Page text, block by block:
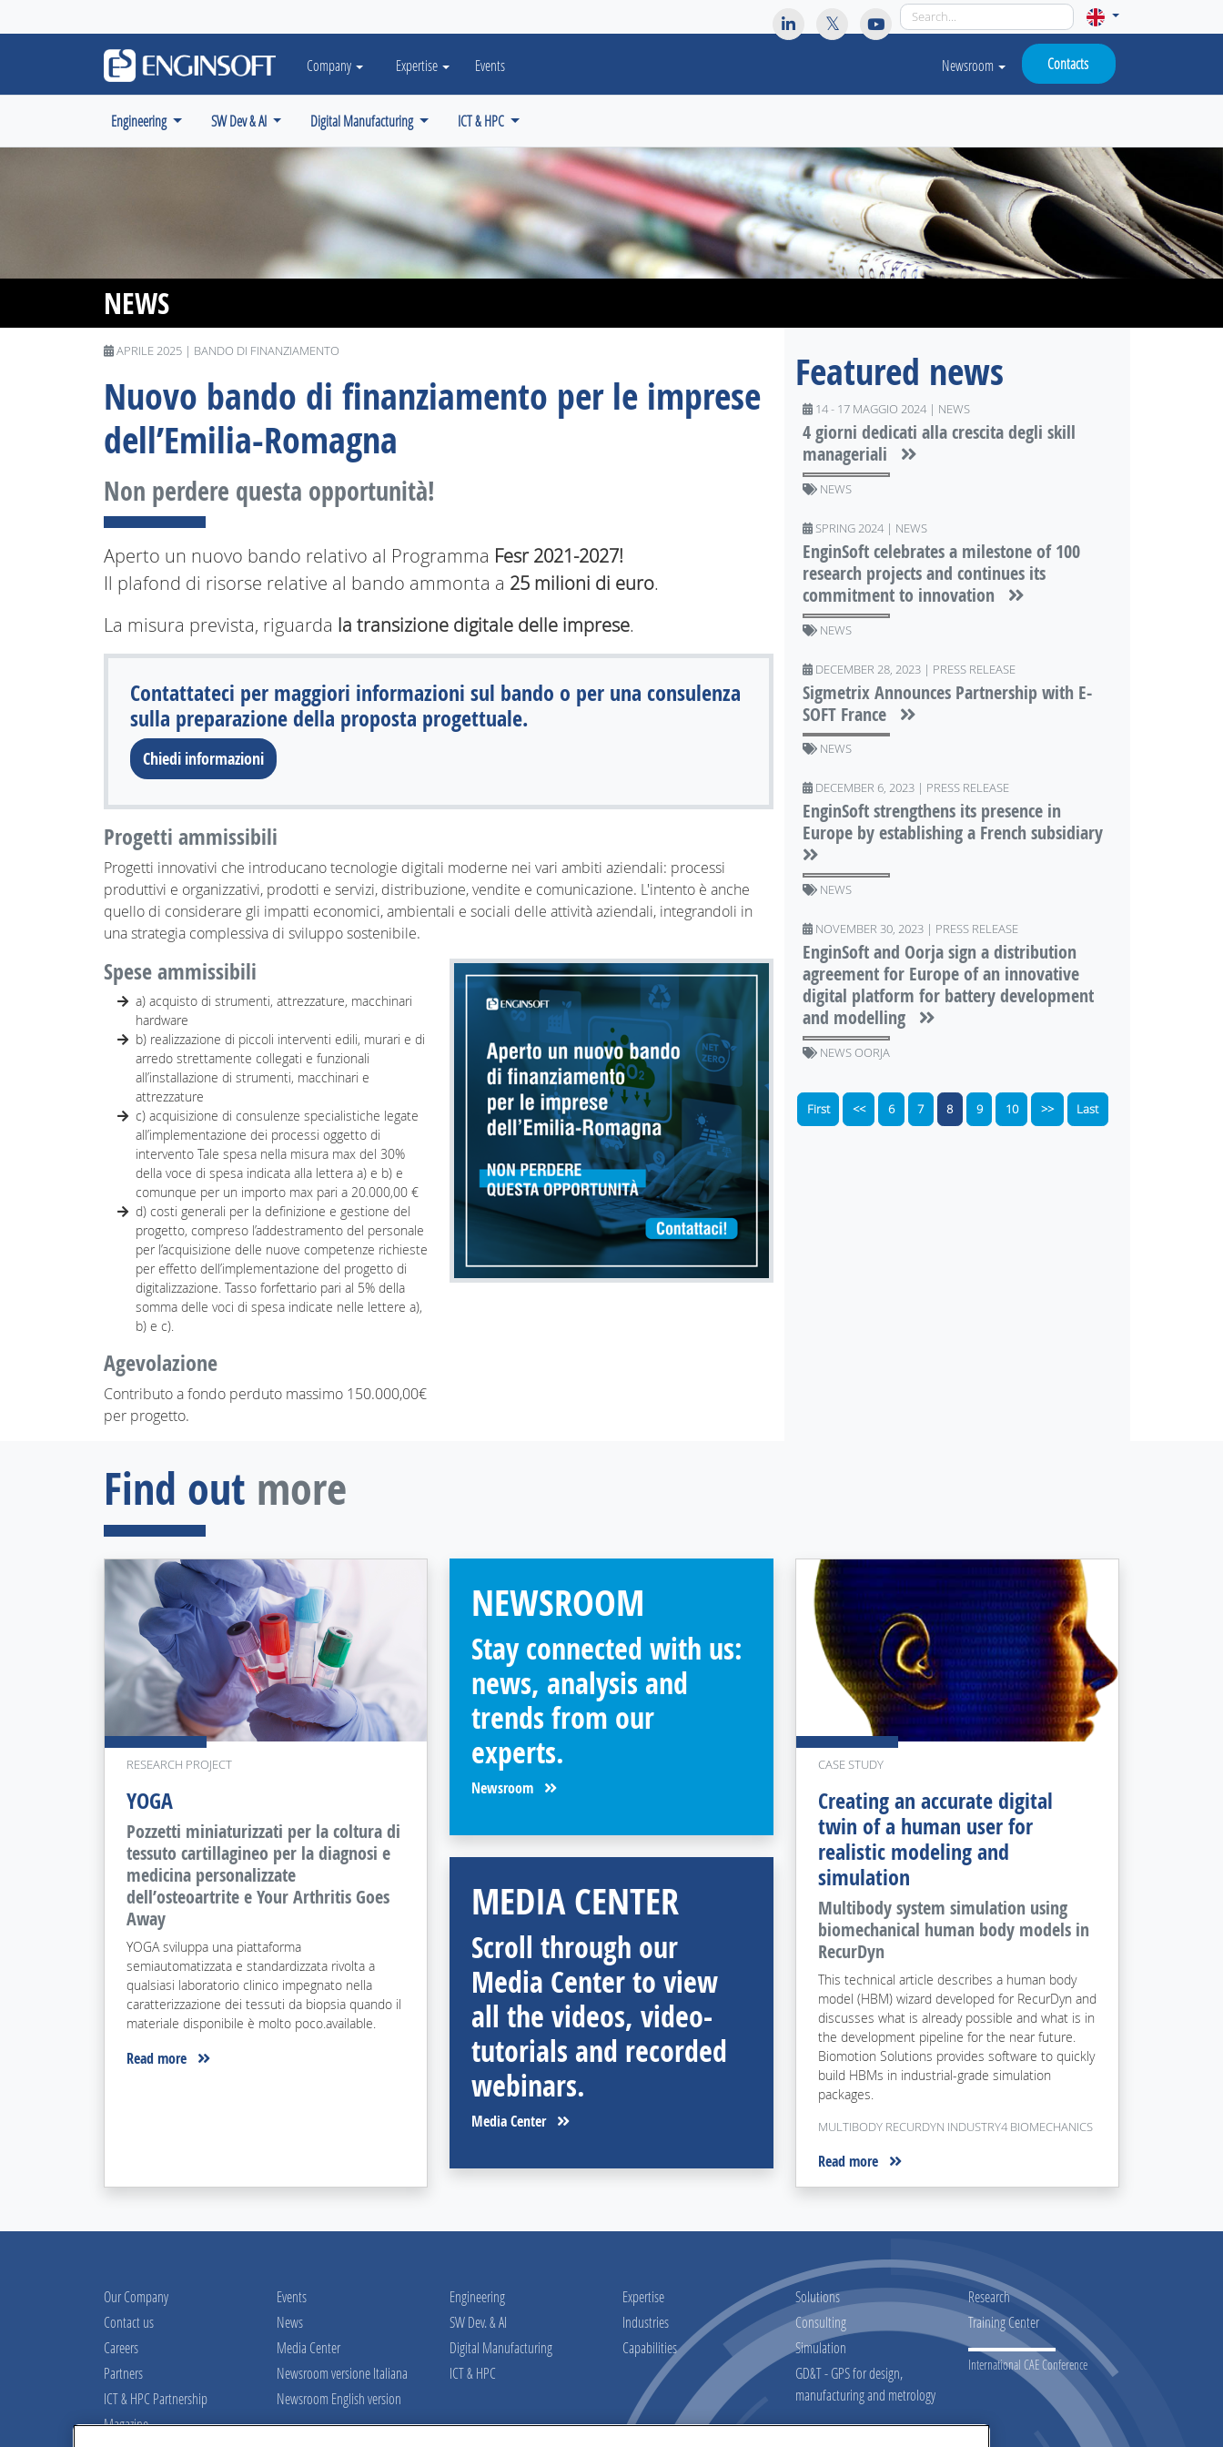
Company Expertise Events Newsroom Contacts
Engineering SW Dev & AI Digital Manufacturing ICT & HPC
NEWS
APRILE 2025 | BANDO DI FINANZIAMENTO
Nuovo bando di finanziamento per le imprese
dell’Emilia-Romagna
Non perdere questa opportunità!
Aperto un nuovo bando relativo al Programma Fesr 2021-2027!
Il plafond di risorse relative al bando ammonta a 25 milioni di euro.
La misura prevista, riguarda la transizione digitale delle imprese.
Contattateci per maggiori informazioni sul bando o per una consulenza
sulla preparazione della proposta progettuale.
Chiedi informazioni
Progetti ammissibili
Progetti innovativi che introducano tecnologie digitali moderne nei vari ambiti aziendali: processi
produttivi e organizzativi, prodotti e servizi, distribuzione, vendite e comunicazione. L'intento è anche
quello di considerare gli impatti economici, ambientali e sociali delle attività aziendali, integrandoli in
una strategia complessiva di sviluppo sostenibile.
Spese ammissibili
a) acquisto di strumenti, attrezzature, macchinari
hardware
b) realizzazione di piccoli interventi edili, murari e di
arredo strettamente collegati e funzionali
all’installazione di strumenti, macchinari e
attrezzature
c) acquisizione di consulenze specialistiche legate
all’implementazione dei processi oggetto di
intervento Tale spesa nella misura max del 30%
della voce di spesa indicata alla lettera a) e b) e
comunque per un importo max pari a 20.000,00 €
d) costi generali per la definizione e gestione del
progetto, compreso l’addestramento del personale
per l’acquisizione delle nuove competenze richieste
per effetto dell’implementazione del progetto di
digitalizzazione. Tasso forfettario pari al 5% della
somma delle voci di spesa indicate nelle lettere a),
b) e c).
Agevolazione
Contributo a fondo perduto massimo 150.000,00€
per progetto.
Featured news
14 - 17 MAGGIO 2024 | NEWS
4 giorni dedicati alla crescita degli skill
manageriali
NEWS
SPRING 2024 | NEWS
EnginSoft celebrates a milestone of 100
research projects and continues its
commitment to innovation
NEWS
DECEMBER 28, 2023 | PRESS RELEASE
Sigmetrix Announces Partnership with E-
SOFT France
NEWS
DECEMBER 6, 2023 | PRESS RELEASE
EnginSoft strengthens its presence in
Europe by establishing a French subsidiary
NEWS
NOVEMBER 30, 2023 | PRESS RELEASE
EnginSoft and Oorja sign a distribution
agreement for Europe of an innovative
digital platform for battery development
and modelling
NEWS OORJA
First << 6 7 8 9 10 >> Last
Find out more
RESEARCH PROJECT
YOGA
Pozzetti miniaturizzati per la coltura di
tessuto cartillagineo per la diagnosi e
medicina personalizzate
dell’osteoartrite e Your Arthritis Goes
Away
YOGA sviluppa una piattaforma
semiautomatizzata e standardizzata rivolta a
qualsiasi laboratorio clinico impegnato nella
caratterizzazione dei tessuti da biopsia quando il
materiale disponibile è molto poco.available.
Read more
NEWSROOM
Stay connected with us:
news, analysis and
trends from our
experts.
Newsroom
MEDIA CENTER
Scroll through our
Media Center to view
all the videos, video-
tutorials and recorded
webinars.
Media Center
CASE STUDY
Creating an accurate digital
twin of a human user for
realistic modeling and
simulation
Multibody system simulation using
biomechanical human body models in
RecurDyn
This technical article describes a human body
model (HBM) wizard developed for RecurDyn and
discusses what is already possible and what is in
the development pipeline for the near future.
Biomotion Solutions provides software to quickly
build HBMs in industrial-grade simulation
packages.
MULTIBODY RECURDYN INDUSTRY4 BIOMECHANICS
Read more
Our Company
Contact us
Careers
Partners
ICT & HPC Partnership
Magazine
Events
News
Media Center
Newsroom versione Italiana
Newsroom English version
Engineering
SW Dev. & AI
Digital Manufacturing
ICT & HPC
Expertise
Industries
Capabilities
Solutions
Consulting
Simulation
GD&T - GPS for design,
manufacturing and metrology
Research
Training Center
International CAE Conference
May we use cookies to track your activities? We take your privacy very seriously. Please see our privacy policy for details and any questions. No